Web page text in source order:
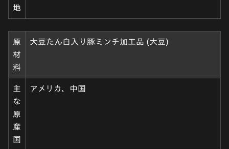
地
原
材
料
大豆たん白入り豚ミンチ加工品 (大豆)
主
な
原
産
国
アメリカ、中国